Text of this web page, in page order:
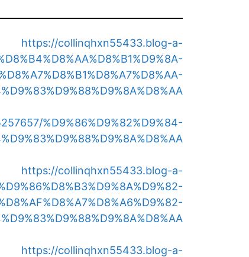
https://collinqhxn55433.blog-a-
%D9%86%D9%82%D9%84-
https://collinqhxn55433.blog-a-
https://collinqhxn55433.blog-a-